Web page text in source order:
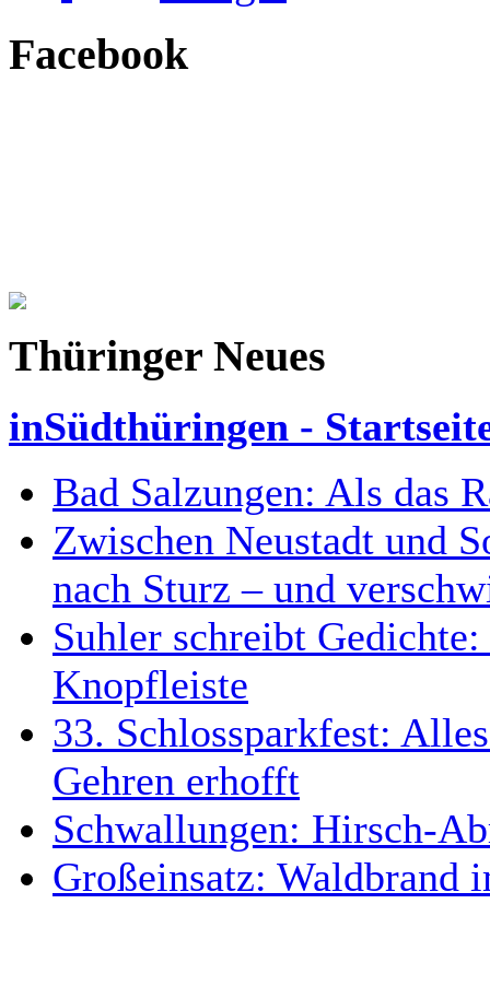
Facebook
Thüringer Neues
inSüdthüringen -
Bad Salzungen: Als das
Zwischen Neustadt und
nach Sturz – und
Suhler schreibt
Knopfleiste
33. Schlossparkfest:
Gehren erhofft
Schwallungen: Hirsch-
Großeinsatz: Waldbrand